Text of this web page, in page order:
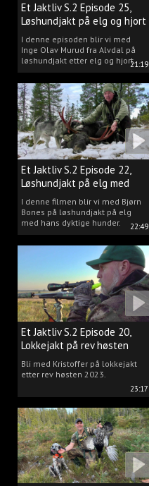
21:19
Et Jaktliv S.2 Episode 25,
Løshundjakt på elg og hjort
i Norge.
I denne episoden blir vi med
Inge Olav Murud fra Alvdal på
løshundjakt etter elg og hjort.
22:49
Et Jaktliv S.2 Episode 22,
Løshundjakt på elg med
Bjørn Bones
I denne filmen blir vi med Bjørn
Bones på løshundjakt på elg
med hans dyktige hunder.
23:17
Et Jaktliv S.2 Episode 20,
Lokkejakt på rev høsten
2023.
Bli med Kristoffer på lokkejakt
etter rev høsten 2023.